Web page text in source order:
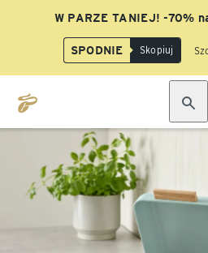
W PARZE TANIEJ! -70%
SPODNIE Skopiuj